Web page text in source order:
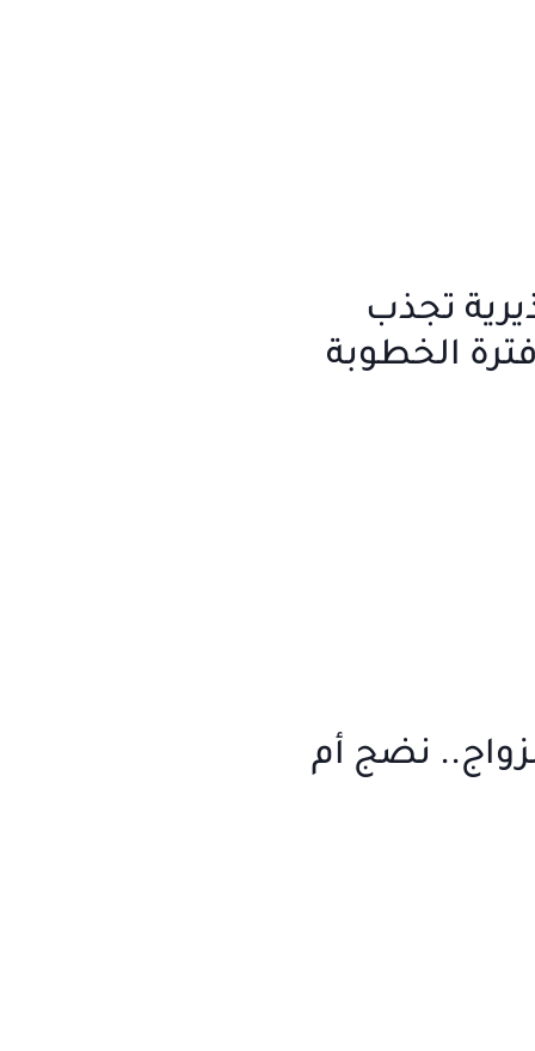
تجذب
فترة الخطوبة
نضج أم